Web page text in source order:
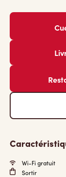
Wi-Fi gratuit
Sortir